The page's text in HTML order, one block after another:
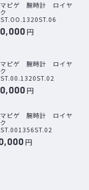
マピゲ 腕時計 ロイヤ
ク
円
マピゲ 腕時計 ロイヤ
ク
円
マピゲ 腕時計 ロイヤ
ク
円